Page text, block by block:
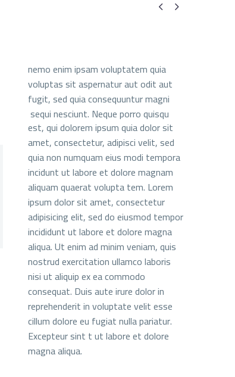
 
nemo enim ipsam voluptatem quia
voluptas sit aspernatur aut odit aut
fugit, sed quia consequuntur magni
sequi nesciunt. Neque porro quisqu
est, qui dolorem ipsum quia dolor sit
amet, consectetur, adipisci velit, sed
quia non numquam eius modi tempora
incidunt ut labore et dolore magnam
aliquam quaerat volupta tem. Lorem
ipsum dolor sit amet, consectetur
adipisicing elit, sed do eiusmod tempor
incididunt ut labore et dolore magna
aliqua. Ut enim ad minim veniam, quis
nostrud exercitation ullamco laboris
nisi ut aliquip ex ea commodo
consequat. Duis aute irure dolor in
reprehenderit in voluptate velit esse
cillum dolore eu fugiat nulla pariatur.
Excepteur sint t ut labore et dolore
magna aliqua.